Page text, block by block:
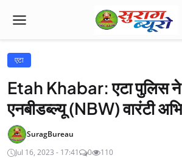
एटा
Etah Khabar: एटा पुलिस ने
एनबीडब्ल्यू (NBW) वारंटी
SuragBureau
Jul 16, 2023 - 17:41
0 110